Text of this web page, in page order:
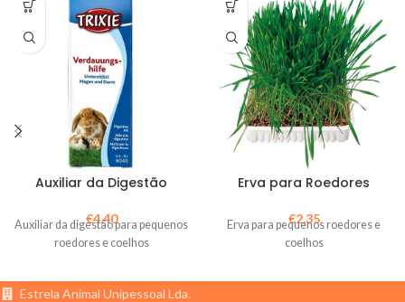
Auxiliar da Digestão
€4,40
Auxiliar da digestão para pequenos
roedores e coelhos
Erva para Roedores
€2,35
Erva para pequenos roedores e
coelhos
Estrela Animal Unipessoal Lda.